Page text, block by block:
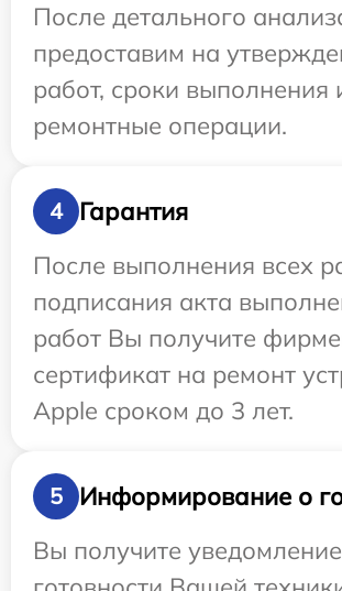
После детального
предоставим на
работ, сроки выполнения
ремонтные операции.
4
Гарантия
После выполнения всех
подписания акта
работ Вы получите
сертификат на ремонт
Apple сроком до 3 лет.
5
Информирование о
Вы получите